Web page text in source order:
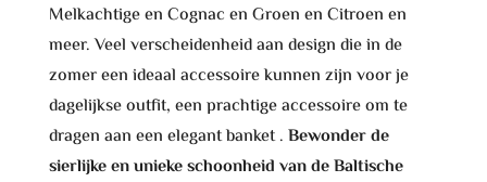
Melkachtige en Cognac en Groen en Citroen en
meer. Veel verscheidenheid aan design die in de
zomer een ideaal accessoire kunnen zijn voor je
dagelijkse outfit, een prachtige accessoire om te
dragen aan een elegant banket . Bewonder de
sierlijke en unieke schoonheid van de Baltische